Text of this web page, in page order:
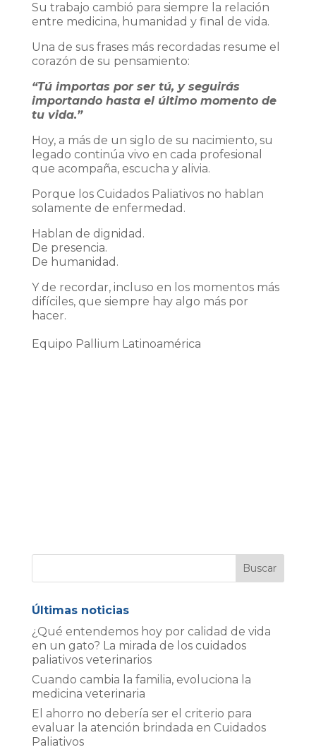
Su trabajo cambió para siempre la relación
entre medicina, humanidad y final de vida.
Una de sus frases más recordadas resume el
corazón de su pensamiento:
“Tú importas por ser tú, y seguirás
importando hasta el último momento de
tu vida.”
Hoy, a más de un siglo de su nacimiento, su
legado continúa vivo en cada profesional
que acompaña, escucha y alivia.
Porque los Cuidados Paliativos no hablan
solamente de enfermedad.
Hablan de dignidad.
De presencia.
De humanidad.
Y de recordar, incluso en los momentos más
difíciles, que siempre hay algo más por
hacer.
Equipo Pallium Latinoamérica
Últimas noticias
¿Qué entendemos hoy por calidad de vida
en un gato? La mirada de los cuidados
paliativos veterinarios
Cuando cambia la familia, evoluciona la
medicina veterinaria
El ahorro no debería ser el criterio para
evaluar la atención brindada en Cuidados
Paliativos